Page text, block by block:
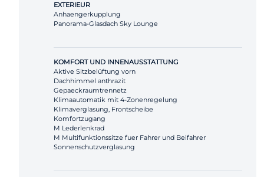
EXTERIEUR
Anhaengerkupplung
Panorama-Glasdach Sky Lounge
KOMFORT UND INNENAUSSTATTUNG
Aktive Sitzbelüftung vorn
Dachhimmel anthrazit
Gepaeckraumtrennetz
Klimaautomatik mit 4-Zonenregelung
Klimaverglasung, Frontscheibe
Komfortzugang
M Lederlenkrad
M Multifunktionssitze fuer Fahrer und Beifahrer
Sonnenschutzverglasung